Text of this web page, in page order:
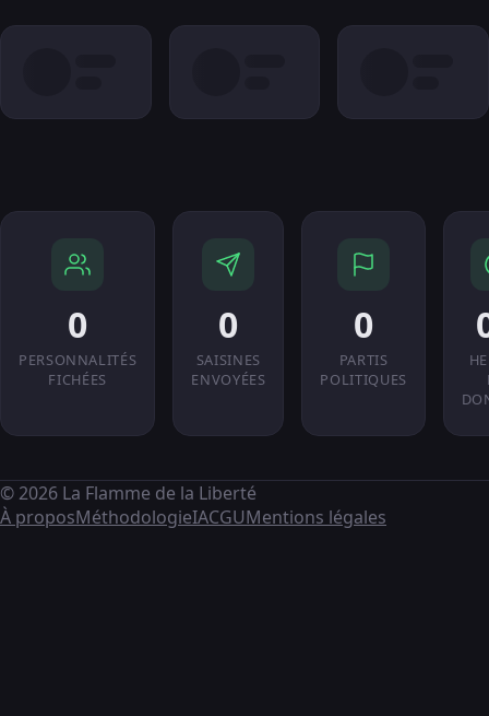
0
PERSONNALITÉS
FICHÉES
0
SAISINES
ENVOYÉES
0
PARTIS
POLITIQUES
© 2026 La Flamme de la Liberté
À proposMéthodologieIACGUMentions légales